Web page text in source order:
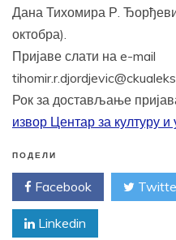
Дана Тихомира Р.
октобра).
Пријаве слати на e-mail
Рок за достављање
извор Центар за културу
ПОДЕЛИ
Facebook
Linkedin